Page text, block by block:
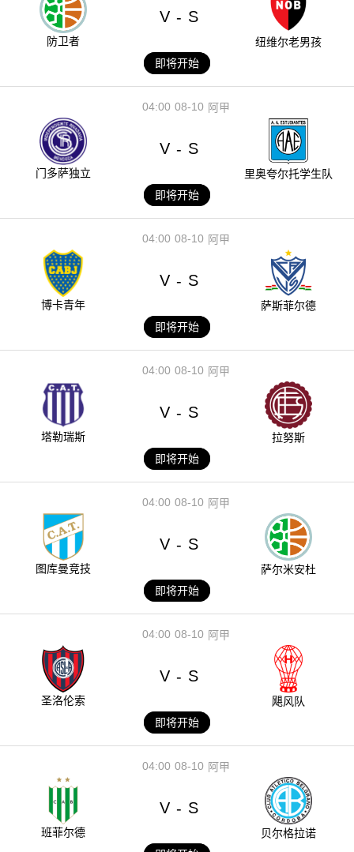
防卫者
V - S
纽维尔老男孩
即将开始
08-10
04:00 阿甲
门多萨独立
V - S
里奥夸尔托学生队
即将开始
08-10
04:00 阿甲
博卡青年
V - S
萨斯菲尔德
即将开始
08-10
04:00 阿甲
塔勒瑞斯
V - S
拉努斯
即将开始
08-10
04:00 阿甲
图库曼竞技
V - S
萨尔米安杜
即将开始
08-10
04:00 阿甲
圣洛伦索
V - S
飓风队
即将开始
08-10
04:00 阿甲
班菲尔德
V - S
贝尔格拉诺